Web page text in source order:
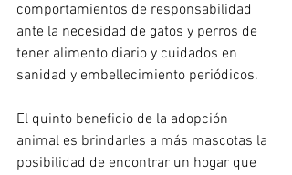
comportamientos de responsabilidad
ante la necesidad de gatos y perros de
tener alimento diario y cuidados en
sanidad y embellecimiento periódicos.
El quinto beneficio de la adopción
animal es brindarles a más mascotas la
posibilidad de encontrar un hogar que